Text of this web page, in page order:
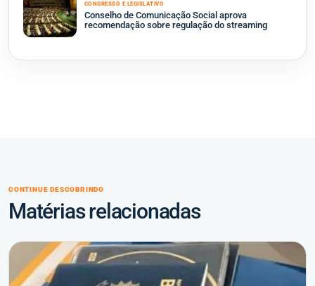
CONGRESSO E LEGISLATIVO
Conselho de Comunicação Social aprova
recomendação sobre regulação do streaming
CONTINUE DESCOBRINDO
Matérias relacionadas